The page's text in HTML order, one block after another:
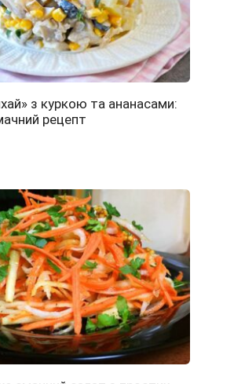
з куркою та ананасами:
рецепт